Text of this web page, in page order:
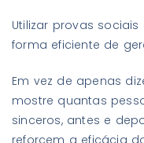
Utilizar provas
forma eficiente de
Em vez de apenas
mostre quantas
sinceros, antes e
reforcem a eficácia